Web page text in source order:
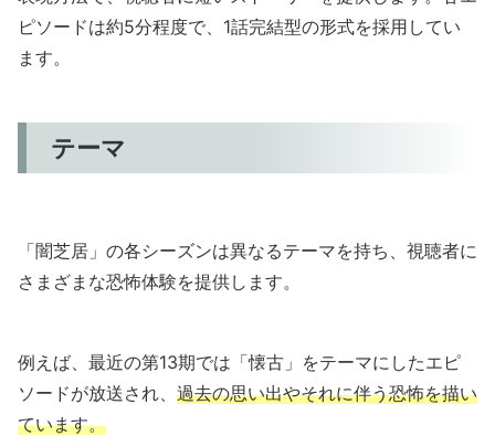
ピソードは約5分程度で、1話完結型の形式を採用してい
ます。
テーマ
「闇芝居」の各シーズンは異なるテーマを持ち、視聴者に
さまざまな恐怖体験を提供します。
例えば、最近の第13期では「懐古」をテーマにしたエピ
ソードが放送され、 過去の思い出やそれに伴う恐怖を描い
ています。